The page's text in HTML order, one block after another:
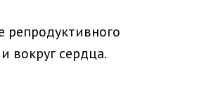
репродуктивного
вокруг сердца.